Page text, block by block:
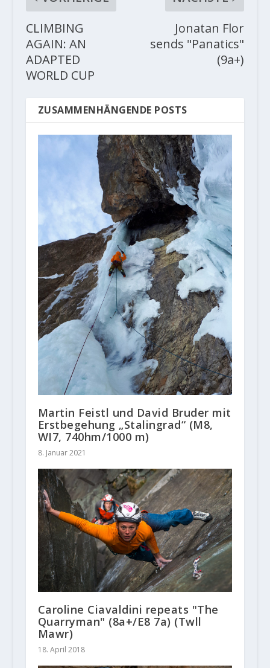
CLIMBING
AGAIN: AN
ADAPTED
WORLD CUP
Jonatan Flor
sends "Panatics"
(9a+)
ZUSAMMENHÄNGENDE POSTS
Martin Feistl und David Bruder mit
Erstbegehung „Stalingrad“ (M8,
WI7, 740hm/1000 m)
8. Januar 2021
Caroline Ciavaldini repeats "The
Quarryman" (8a+/E8 7a) (Twll
Mawr)
18. April 2018